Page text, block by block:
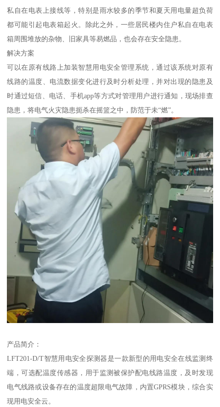
私自在电表上接线等，特别是雨水较多的季节和夏天用电量超负荷
都可能引起电表箱起火。除此之外，一些居民楼内住户私自在电表
箱周围堆放的杂物、旧家具等易燃品，也会存在安全隐患。
解决方案
可以在原有线路上加装智慧用电安全管理系统，通过该系统对原有
线路的温度、电流数据变化进行及时分析处理，并对出现的隐患及
时通过短信、电话、手机app等方式对管理用户进行通知，现场排查
隐患，将电气火灾隐患扼杀在摇篮之中，防范于未“燃”。
产品简介：
LFT201-D/T智慧用电安全探测器是一款新型的用电安全在线监测终
端，可选配温度传感器，用于监测被保护配电线路温度，及时发现
电气线路或设备存在的温度超限电气故障，内置GPRS模块，综合实
现用电安全云。